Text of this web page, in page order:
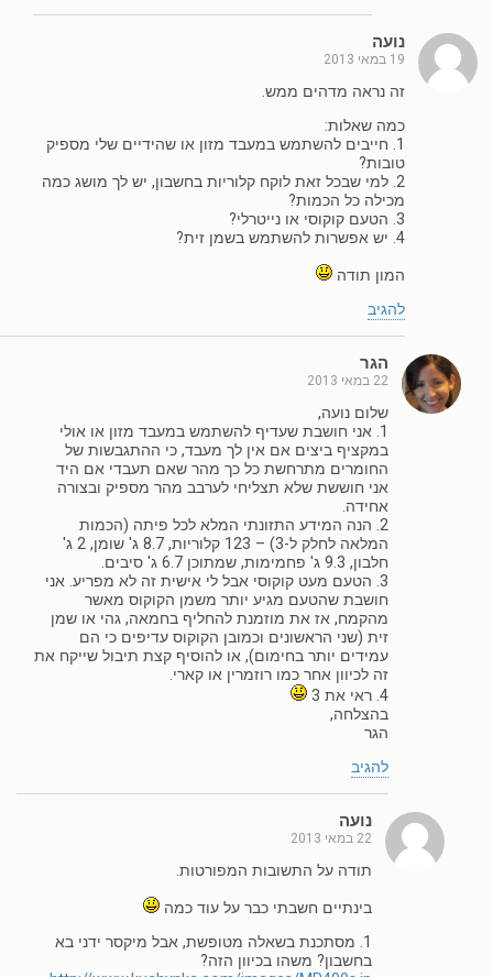
נועה
19 במאי 2013
זה נראה מדהים ממש.
כמה שאלות:
1. חייבים להשתמש במעבד מזון או שהידיים שלי מספיק
טובות?
2. למי שבכל זאת לוקח קלוריות בחשבון, יש לך מושג כמה
מכילה כל הכמות?
3. הטעם קוקוסי או נייטרלי?
4. יש אפשרות להשתמש בשמן זית?
המון תודה
להגיב
הגר
22 במאי 2013
שלום נועה,
1. אני חושבת שעדיף להשתמש במעבד מזון או אולי
במקציף ביצים אם אין לך מעבד, כי ההתגבשות של
החומרים מתרחשת כל כך מהר שאם תעבדי אם היד
אני חוששת שלא תצליחי לערבב מהר מספיק ובצורה
אחידה.
2. הנה המידע התזונתי המלא לכל פיתה (הכמות
המלאה לחלק ל-3) – 123 קלוריות, 8.7 ג' שומן, 2 ג'
חלבון, 9.3 ג' פחמימות, שמתוכן 6.7 ג' סיבים.
3. הטעם מעט קוקוסי אבל לי אישית זה לא מפריע. אני
חושבת שהטעם מגיע יותר משמן הקוקוס מאשר
מהקמח, אז את מוזמנת להחליף בחמאה, גהי או שמן
זית (שני הראשונים וכמובן הקוקוס עדיפים כי הם
עמידים יותר בחימום), או להוסיף קצת תיבול שייקח את
זה לכיוון אחר כמו רוזמרין או קארי.
4. ראי את 3
בהצלחה,
הגר
להגיב
נועה
22 במאי 2013
תודה על התשובות המפורטות.
בינתיים חשבתי כבר על עוד כמה
1. מסתכנת בשאלה מטופשת, אבל מיקסר ידני בא
בחשבון? משהו בכיוון הזה?